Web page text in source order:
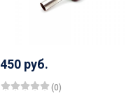
450 руб.
(0)